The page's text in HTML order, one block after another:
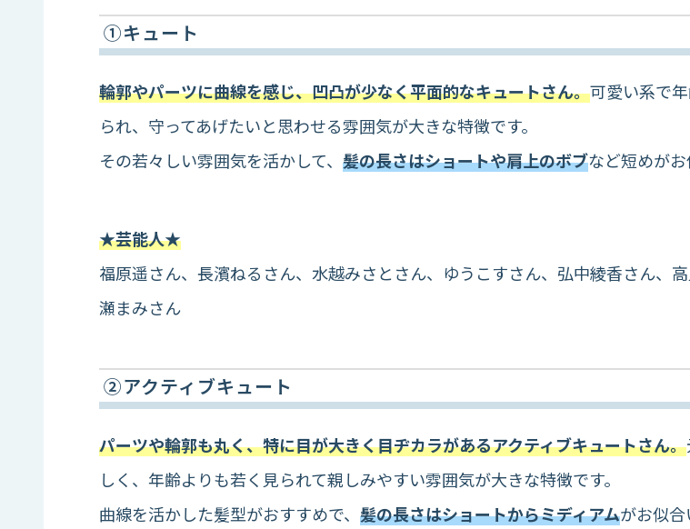
①キュート
輪郭やパーツに曲線を感じ、凹凸が少なく平面的なキュートさん。可愛い系で
られ、守ってあげたいと思わせる雰囲気が大きな特徴です。
その若々しい雰囲気を活かして、 髪の長さはショートや肩上のボブなど短めがお
★芸能人★
福原遥さん、長濱ねるさん、水越みさとさん、ゆうこすさん、弘中綾香さん、
瀬まみさん
②アクティブキュート
パーツや輪郭も丸く、特に目が大きく目ヂカラがあるアクティブキュートさん。
しく、年齢よりも若く見られて親しみやすい雰囲気が大きな特徴です。
曲線を活かした髪型がおすすめで、 髪の長さはショートからミディアムがお似合